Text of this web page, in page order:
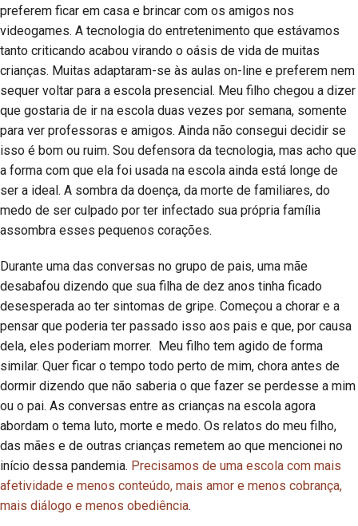
preferem ficar em casa e brincar com os amigos nos
videogames. A tecnologia do entretenimento que estávamos
tanto criticando acabou virando o oásis de vida de muitas
crianças. Muitas adaptaram-se às aulas on-line e preferem nem
sequer voltar para a escola presencial. Meu filho chegou a dizer
que gostaria de ir na escola duas vezes por semana, somente
para ver professoras e amigos. Ainda não consegui decidir se
isso é bom ou ruim. Sou defensora da tecnologia, mas acho que
a forma com que ela foi usada na escola ainda está longe de
ser a ideal. A sombra da doença, da morte de familiares, do
medo de ser culpado por ter infectado sua própria família
assombra esses pequenos corações.
Durante uma das conversas no grupo de pais, uma mãe
desabafou dizendo que sua filha de dez anos tinha ficado
desesperada ao ter sintomas de gripe. Começou a chorar e a
pensar que poderia ter passado isso aos pais e que, por causa
dela, eles poderiam morrer. Meu filho tem agido de forma
similar. Quer ficar o tempo todo perto de mim, chora antes de
dormir dizendo que não saberia o que fazer se perdesse a mim
ou o pai. As conversas entre as crianças na escola agora
abordam o tema luto, morte e medo. Os relatos do meu filho,
das mães e de outras crianças remetem ao que mencionei no
início dessa pandemia. Precisamos de uma escola com mais
afetividade e menos conteúdo, mais amor e menos cobrança,
mais diálogo e menos obediência.